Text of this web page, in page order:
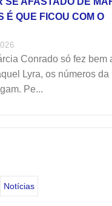
É QUE FICOU COM O
Conrado só fez bem
Lyra, os números da
Pe...
Notícias